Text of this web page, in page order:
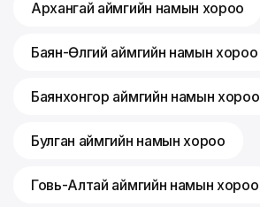
Архангай аймгийн намын хороо
Баян-Өлгий аймгийн намын хороо
Баянхонгор аймгийн намын хороо
Булган аймгийн намын хороо
Говь-Алтай аймгийн намын хороо